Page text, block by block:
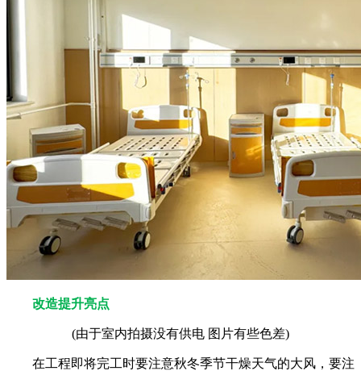
改造提升亮点
(由于室内拍摄没有供电 图片有些色差)
在工程即将完工时要注意秋冬季节干燥天气的大风，要注